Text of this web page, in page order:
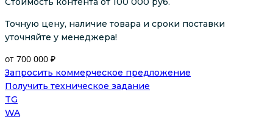
Точную цену, наличие товара и сроки поставки
уточняйте у менеджера!
от 700 000 ₽
Запросить коммерческое предложение
Получить техническое задание
TG
WA